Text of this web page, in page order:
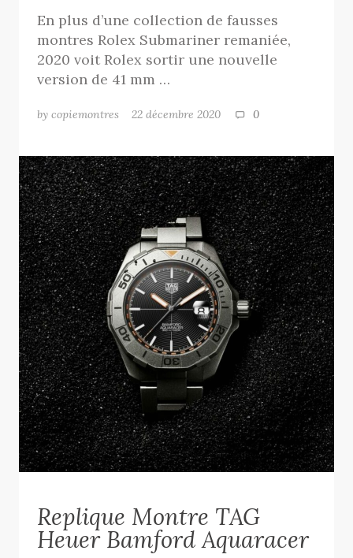
En plus d’une collection de fausses
montres Rolex Submariner remaniée,
2020 voit Rolex sortir une nouvelle
version de 41 mm …
by copiemontres 22 décembre 2020 0
Replique Montre TAG
Heuer Bamford Aquaracer